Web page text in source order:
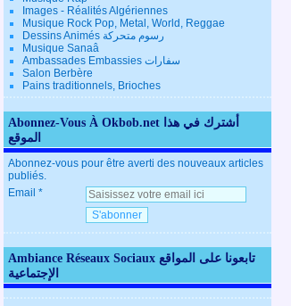
Images - Réalités Algériennes
Musique Rock Pop, Metal, World, Reggae
Dessins Animés رسوم متحركة
Musique Sanaâ
Ambassades Embassies سفارات
Salon Berbère
Pains traditionnels, Brioches
Abonnez-Vous À Okbob.net أشترك في هذا
الموقع
Abonnez-vous pour être averti des nouveaux articles
publiés.
Email
Ambiance Réseaux Sociaux تابعونا على المواقع
الإجتماعية